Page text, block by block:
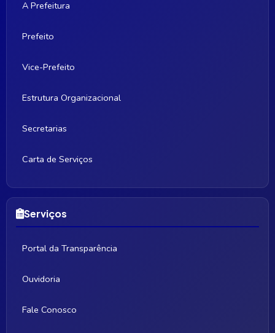
A Prefeitura
Prefeito
Vice-Prefeito
Estrutura Organizacional
Secretarias
Carta de Serviços
Serviços
Portal da Transparência
Ouvidoria
Fale Conosco